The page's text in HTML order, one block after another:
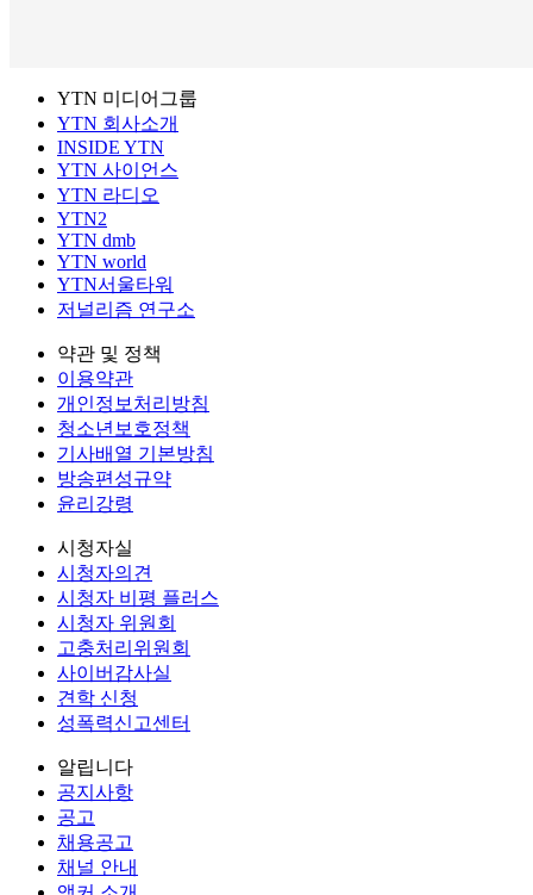
YTN 미디어그룹
YTN 회사소개
INSIDE YTN
YTN 사이언스
YTN 라디오
YTN2
YTN dmb
YTN world
YTN서울타워
저널리즘 연구소
약관 및 정책
이용약관
개인정보처리방침
청소년보호정책
기사배열 기본방침
방송편성규약
윤리강령
시청자실
시청자의견
시청자 비평 플러스
시청자 위원회
고충처리위원회
사이버감사실
견학 신청
성폭력신고센터
알립니다
공지사항
공고
채용공고
채널 안내